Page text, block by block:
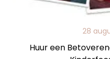
28
Huur een